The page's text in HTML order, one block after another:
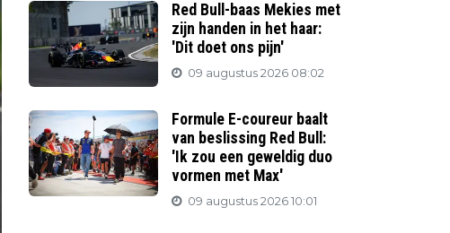
Red Bull-baas Mekies met
zijn handen in het haar:
'Dit doet ons pijn'
09 augustus 2026 08:02
Formule E-coureur baalt
van beslissing Red Bull:
'Ik zou een geweldig duo
vormen met Max'
09 augustus 2026 10:01